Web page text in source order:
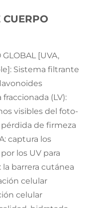
CUERPO
GLOBAL [UVA,
Sistema filtrante
(LV):
visibles del foto-
de firmeza
captura los
los UV para
barrera cutánea
celular
celular